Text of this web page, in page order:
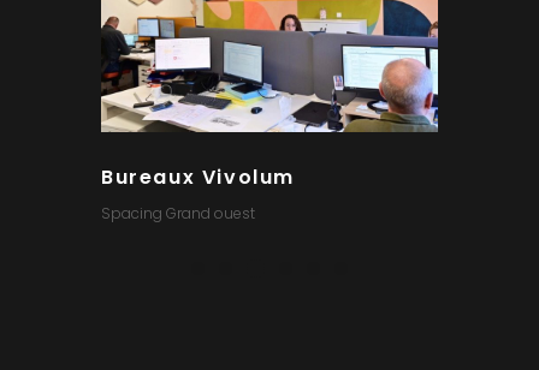
Bureaux Vivolum
Spacing Grand ouest